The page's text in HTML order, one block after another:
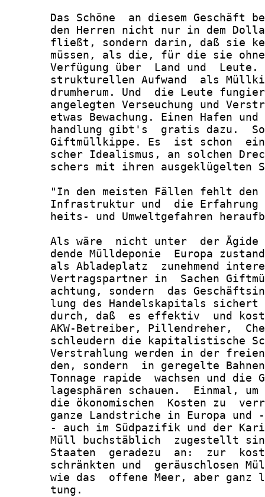
Das Schöne  an diesem Geschäft
den Herren nicht nur in dem
fließt, sondern darin, daß sie
müssen, als die, für die sie
Verfügung über  Land und
strukturellen Aufwand  als
drumherum. Und  die Leute
angelegten Verseuchung und
etwas Bewachung. Einen Hafen
handlung gibt's  gratis dazu.
Giftmüllkippe. Es  ist schon
scher Idealismus, an solchen
schers mit ihren ausgeklügelten
"In den meisten Fällen fehlt
Infrastruktur und  die
heits- und Umweltgefahren
Als wäre  nicht unter  der
dende Mülldeponie  Europa
als Abladeplatz  zunehmend
Vertragspartner in  Sachen
achtung, sondern  das
lung des Handelskapitals
durch, daß  es effektiv  und
AKW-Betreiber, Pillendreher,
schleudern die kapitalistische
Verstrahlung werden in der
den, sondern  in geregelte
Tonnage rapide  wachsen und die
lagesphären schauen.  Einmal,
die ökonomischen  Kosten zu
ganze Landstriche in Europa und
- auch im Südpazifik und der
Müll buchstäblich  zugestellt
Staaten  geradezu  an:  zur
schränkten und  geräuschlosen
wie das  offene Meer, aber ganz
       tung.